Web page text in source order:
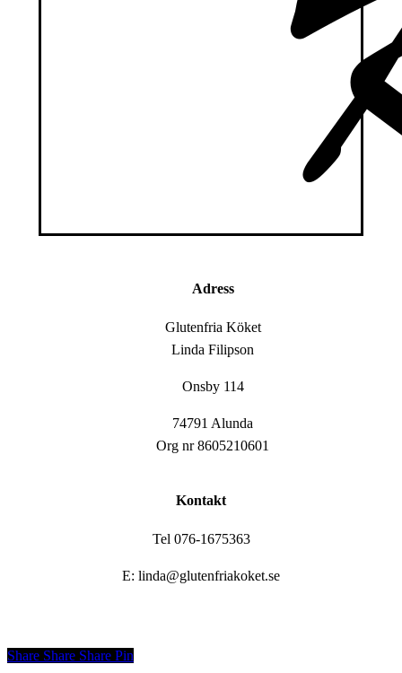
Adress
Glutenfria Köket
Linda Filipson
Onsby 114
74791 Alunda
Org nr 8605210601
Kontakt
Tel 076-1675363
E: linda@glutenfriakoket.se
Share
Share Share Share Pin